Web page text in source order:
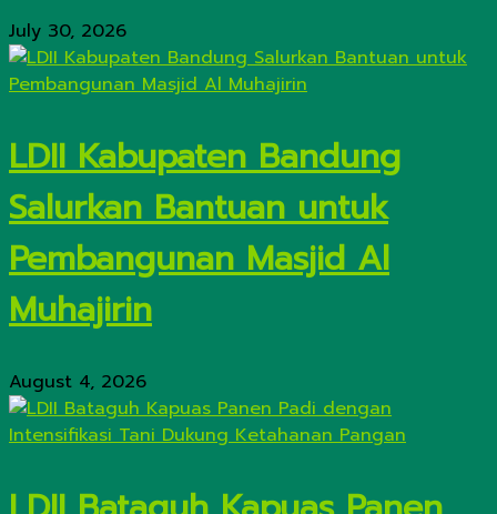
July 30, 2026
LDII Kabupaten Bandung
Salurkan Bantuan untuk
Pembangunan Masjid Al
Muhajirin
August 4, 2026